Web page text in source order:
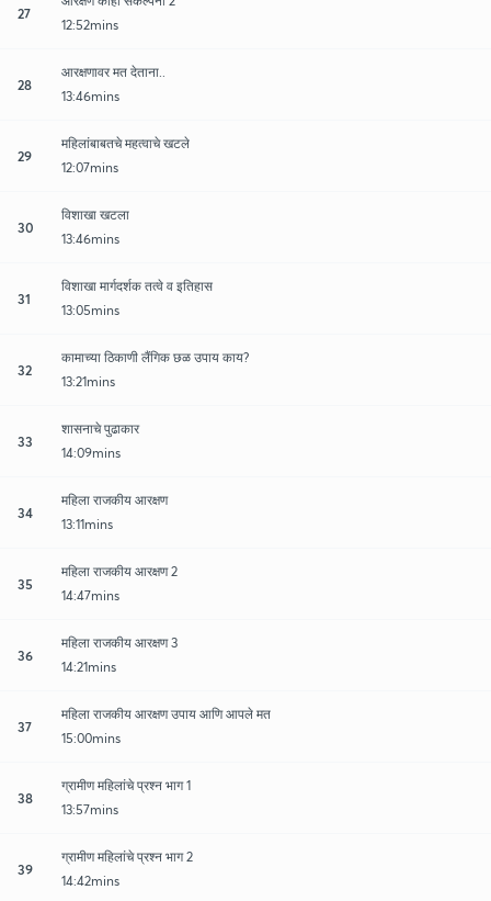
27
12:52mins
28
आरक्षणावर मत देताना..
13:46mins
29
महिलांबाबतचे महत्वाचे खटले
12:07mins
30
विशाखा खटला
13:46mins
31
विशाखा मार्गदर्शक तत्वे व इतिहास
13:05mins
32
कामाच्या ठिकाणी लैंगिक छळ उपाय काय?
13:21mins
33
शासनाचे पुढाकार
14:09mins
34
महिला राजकीय आरक्षण
13:11mins
35
महिला राजकीय आरक्षण 2
14:47mins
36
महिला राजकीय आरक्षण 3
14:21mins
37
महिला राजकीय आरक्षण उपाय आणि आपले मत
15:00mins
38
ग्रामीण महिलांचे प्रश्न भाग 1
13:57mins
39
ग्रामीण महिलांचे प्रश्न भाग 2
14:42mins